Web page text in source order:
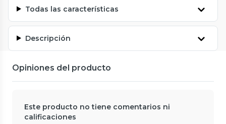
Todas las características
Descripción
Opiniones del producto
Este producto no tiene comentarios ni
calificaciones